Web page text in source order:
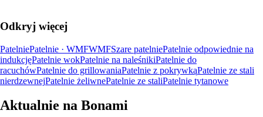
Odkryj więcej
PatelniePatelnie · WMFWMFSzare patelniePatelnie odpowiednie na
indukcjęPatelnie wokPatelnie na naleśnikiPatelnie do
racuchówPatelnie do grillowaniaPatelnie z pokrywkąPatelnie ze stali
nierdzewnejPatelnie żeliwnePatelnie ze staliPatelnie tytanowe
Aktualnie na Bonami